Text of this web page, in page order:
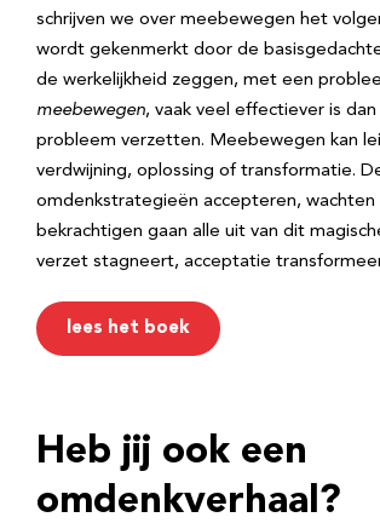
schrijven we over meebewegen het
wordt gekenmerkt door de
de werkelijkheid zeggen, met een
meebewegen, vaak veel effectiever is
probleem verzetten. Meebewegen kan
verdwijning, oplossing of transformatie.
omdenkstrategieën accepteren, wachten
bekrachtigen gaan alle uit van dit
verzet stagneert, acceptatie
lees het boek
Heb jij ook een
omdenkverhaal?